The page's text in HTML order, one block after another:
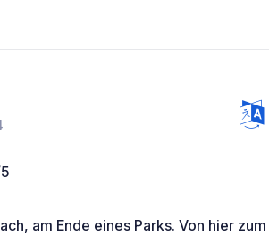
am Ende eines Parks. Von hier zum